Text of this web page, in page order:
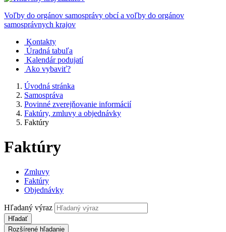
Voľby do orgánov samosprávy obcí a voľby do orgánov
samosprávnych krajov
Kontakty
Úradná tabuľa
Kalendár podujatí
Ako vybaviť?
Úvodná stránka
Samospráva
Povinné zverejňovanie informácií
Faktúry, zmluvy a objednávky
Faktúry
Faktúry
Zmluvy
Faktúry
Objednávky
Hľadaný výraz
Hľadať
Rozšírené hľadanie